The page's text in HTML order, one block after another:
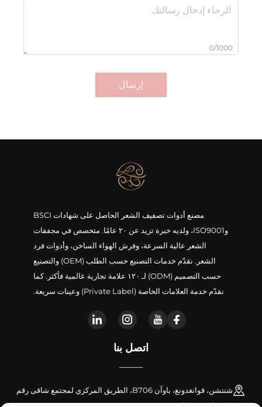
0/1000
إرسال
مصنع أدوات تصفيف الشعر الحاصل على شهادات BSCI
وISO9001، ولديه خبرة تزيد عن ٢٠ عامًا. متخصص في مجففات
الشعر عالية السرعة، وفرش الهواء الساخن، وأدوات فرد
الشعر. نقدّم خدمات التصنيع حسب الطلب (OEM) والتصنيع
حسب التصميم (ODM) لـ ١٢٠ علامة تجارية عالمية فأكثر. كما
نقدّم خدمة العلامات الخاصة (Private Label) وعينات سريعة.
اتصل بنا
شنتشن، قوانغدونغ، باوآن B706، الطريق المركزي لمجتمع شاقى رقم
16، شارع شينكياو